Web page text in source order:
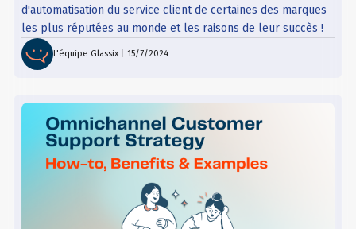
d'automatisation du service client de certaines des marques
les plus réputées au monde et les raisons de leur succès !
L'équipe Glassix |15/7/2024